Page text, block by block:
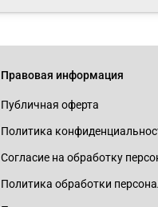
Правовая информация
Публичная оферта
Политика
Согласие на обработку
Политика обработки